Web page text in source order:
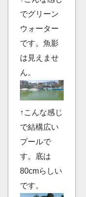
でグリーン
ウォーター
です。魚影
は見えませ
ん。
↑こんな感じ
で結構広い
プールで
す。底は
80cmらしい
です。